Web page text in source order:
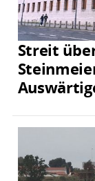
Streit